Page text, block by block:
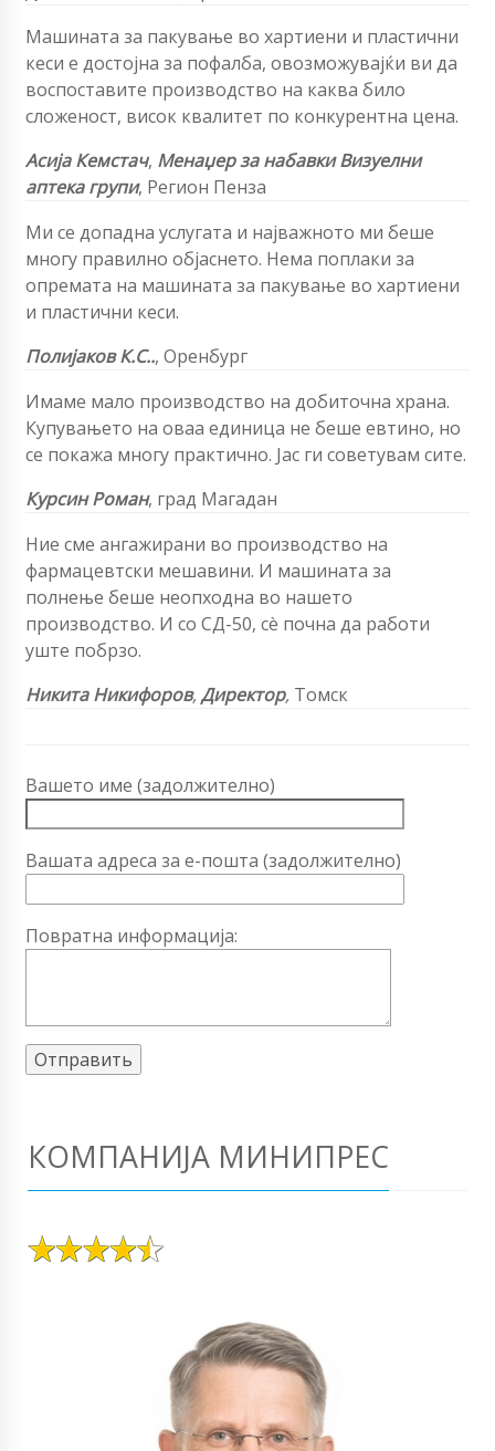
Машината за пакување во хартиени и пластични
кеси е достојна за пофалба, овозможувајќи ви да
воспоставите производство на каква било
сложеност, висок квалитет по конкурентна цена.
Асија Кемстач, Менаџер за набавкиВизуелни
аптека групи, Регион Пенза
Ми се допадна услугата и најважното ми беше
многу правилно објаснето. Нема поплаки за
опремата на машината за пакување во хартиени
и пластични кеси.
Полијаков К.С.., Оренбург
Имаме мало производство на добиточна храна.
Купувањето на оваа единица не беше евтино, но
се покажа многу практично. Јас ги советувам сите.
Курсин Роман, град Магадан
Ние сме ангажирани во производство на
фармацевтски мешавини. И машината за
полнење беше неопходна во нашето
производство. И со СД-50, сè почна да работи
уште побрзо.
Никита Никифоров,Директор, Томск
Вашето име (задолжително)
Вашата адреса за е-пошта (задолжително)
Повратна информација:
КОМПАНИЈА МИНИПРЕС